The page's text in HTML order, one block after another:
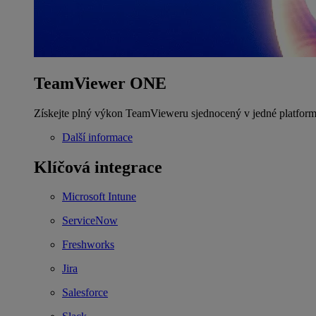
TeamViewer ONE
Získejte plný výkon TeamVieweru sjednocený v jedné
Další informace
Klíčová integrace
Microsoft Intune
ServiceNow
Freshworks
Jira
Salesforce